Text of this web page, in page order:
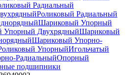
Радиальный
Роликовый Радиальный
Шариковый Упорный
Упорный ДвухрядныйШариковый
Шариковый Упорно-
УпорныйИгольчатый
РадиальныйОпорный
подшипники